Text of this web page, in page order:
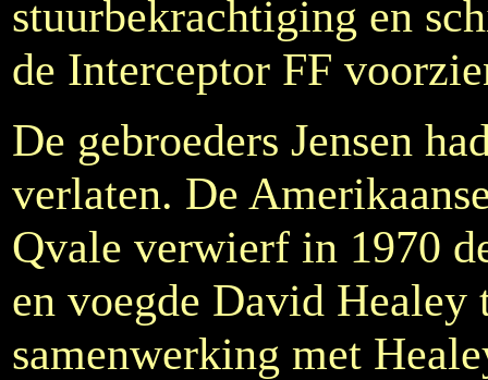
stuurbekrachtiging en
de Interceptor FF
De gebroeders Jensen
verlaten. De
Qvale verwierf in 1970
en voegde David Healey
samenwerking met